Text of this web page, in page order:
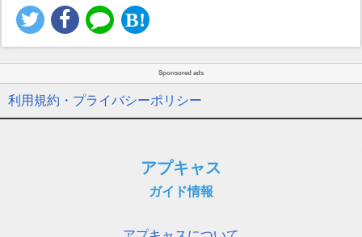
Sponsored ads
利用規約・プライバシーポリシー
アプキャス
ガイド情報